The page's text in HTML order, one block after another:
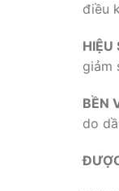
điều
HIỆU
giảm
BỀN
do